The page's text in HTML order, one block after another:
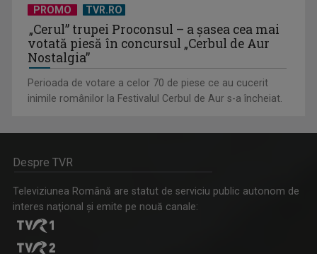
PROMO TVR.RO
„Cerul” trupei Proconsul – a şasea cea mai
votată piesă în concursul „Cerbul de Aur
Nostalgia”
Perioada de votare a celor 70 de piese ce au cucerit
inimile românilor la Festivalul Cerbul de Aur s-a încheiat.
Despre TVR
Televiziunea Română are statut de serviciu public autonom de
interes naţional şi emite pe nouă canale: